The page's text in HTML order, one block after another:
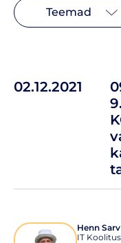
Teemad
02.12.2021
Henn Sarv
IT